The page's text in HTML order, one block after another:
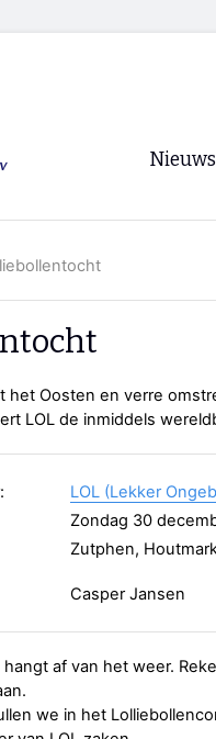
Nieuws
het Oosten en verre
LOL de inmiddels
LOL (Lekker
Zondag 30
Zutphen,
Casper Jansen
af van het weer.
we in het